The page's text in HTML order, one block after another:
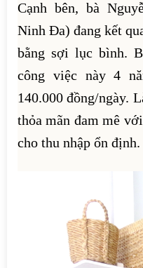
Cạnh bên, bà
Ninh Đa) đang kết
bằng sợi lục bình.
công việc này 4
140.000 đồng/ngày.
thỏa mãn đam mê
cho thu nhập ổn định.